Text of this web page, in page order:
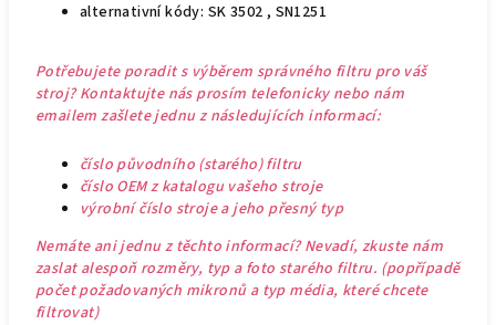
alternativní kódy: SK 3502 , SN1251
Potřebujete poradit s výběrem správného filtru pro váš
stroj? Kontaktujte nás prosím telefonicky nebo nám
emailem zašlete jednu z následujících informací:
číslo původního (starého) filtru
číslo OEM z katalogu vašeho stroje
výrobní číslo stroje a jeho přesný typ
Nemáte ani jednu z těchto informací? Nevadí, zkuste nám
zaslat alespoň rozměry, typ a foto starého filtru. (popřípadě
počet požadovaných mikronů a typ média, které chcete
filtrovat)